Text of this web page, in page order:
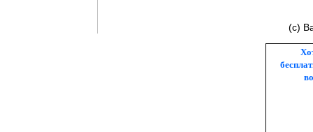
(с)